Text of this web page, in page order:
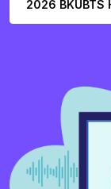
2026 BKUBTS